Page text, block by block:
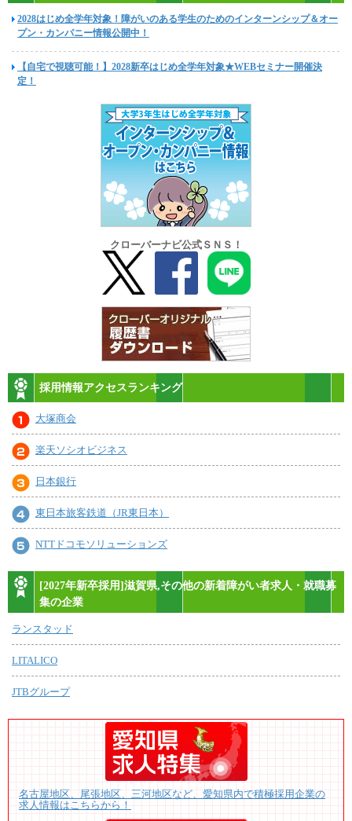
2028はじめ全学年対象！障がいのある学生のためのインターンシップ＆オー
プン・カンパニー情報公開中！
【自宅で視聴可能！】2028新卒はじめ全学年対象★WEBセミナー開催決
定！
クローバーナビ公式ＳＮＳ！
採用情報アクセスランキング
大塚商会
楽天ソシオビジネス
日本銀行
東日本旅客鉄道（JR東日本）
NTTドコモソリューションズ
[2027年新卒採用]滋賀県,その他の新着障がい者求人・就職募
集の企業
ランスタッド
LITALICO
JTBグループ
名古屋地区、尾張地区、三河地区など、愛知県内で積極採用企業の
求人情報はこちらから！